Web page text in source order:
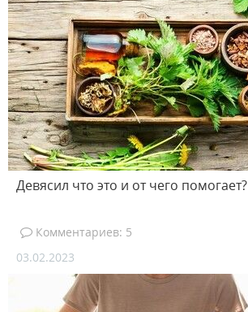
Девясил что это и от чего помогает?
Комментариев: 5
03.02.2023